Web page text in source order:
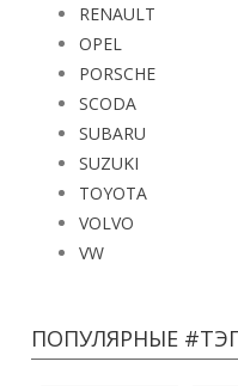
RENAULT
OPEL
PORSCHE
SCODA
SUBARU
SUZUKI
TOYOTA
VOLVO
VW
ПОПУЛЯРНЫЕ